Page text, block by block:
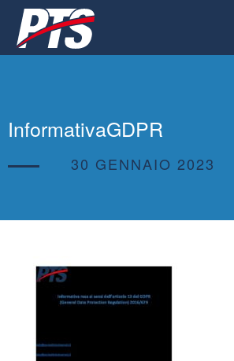
Vai
al
contenuto
InformativaGDPR
30 GENNAIO 2023